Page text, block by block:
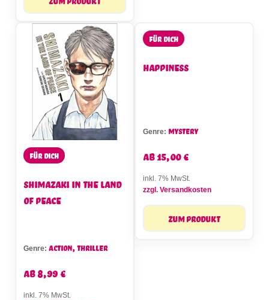
Für dich
Shimazaki in the Land
of Peace
Genre: Action, Thriller
ab8,99€
inkl. 7% MwSt.
Für dich
Happiness
Genre: Mystery
ab15,00€
inkl. 7% MwSt.
zzgl. Versandkosten
Zum Produkt